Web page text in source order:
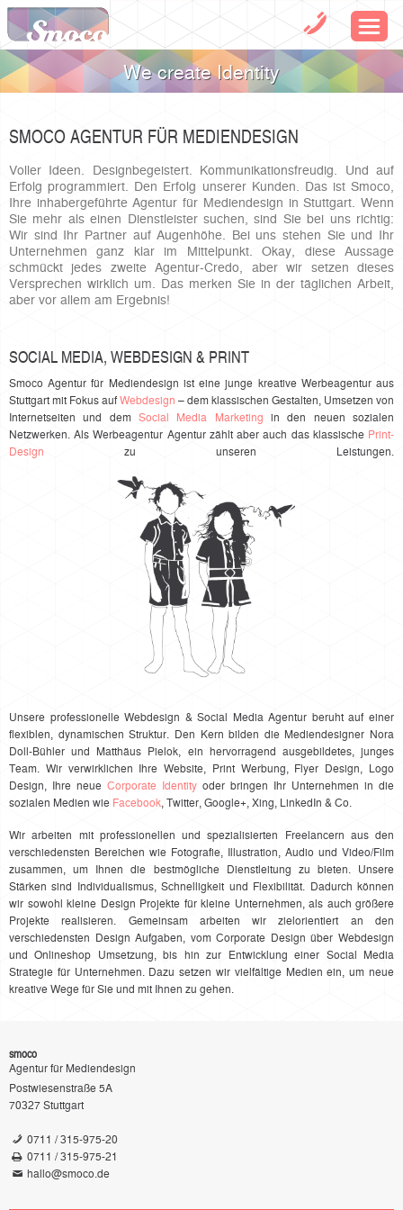
We create Identity
SMOCO AGENTUR FÜR MEDIENDESIGN
Voller Ideen. Designbegeistert. Kommunikationsfreudig. Und auf
Erfolg programmiert. Den Erfolg unserer Kunden. Das ist Smoco,
Ihre inhabergeführte Agentur für Mediendesign in Stuttgart. Wenn
Sie mehr als einen Dienstleister suchen, sind Sie bei uns richtig:
Wir sind Ihr Partner auf Augenhöhe. Bei uns stehen Sie und Ihr
Unternehmen ganz klar im Mittelpunkt. Okay, diese Aussage
schmückt jedes zweite Agentur-Credo, aber wir setzen dieses
Versprechen wirklich um. Das merken Sie in der täglichen Arbeit,
aber vor allem am Ergebnis!
SOCIAL MEDIA, WEBDESIGN & PRINT
Smoco Agentur für Mediendesign ist eine junge kreative Werbeagentur aus
Stuttgart mit Fokus aufWebdesign – dem klassischen Gestalten, Umsetzen von
Internetseiten und dem Social Media Marketing in den neuen sozialen
Netzwerken. Als Werbeagentur Agentur zählt aber auch das klassische Print-
Design zu unseren Leistungen.
Unsere professionelle Webdesign & Social Media Agentur beruht auf einer
flexiblen, dynamischen Struktur. Den Kern bilden die Mediendesigner Nora
Doll-Bühler und Matthäus Pielok, ein hervorragend ausgebildetes, junges
Team. Wir verwirklichen Ihre Website, Print Werbung, Flyer Design, Logo
Design, Ihre neue Corporate Identity oder bringen Ihr Unternehmen in die
sozialen Medien wie Facebook , Twitter, Google+, Xing, LinkedIn & Co.
Wir arbeiten mit professionellen und spezialisierten Freelancern aus den
verschiedensten Bereichen wie Fotografie, Illustration, Audio und Video/Film
zusammen, um Ihnen die bestmögliche Dienstleitung zu bieten. Unsere
Stärken sind Individualismus, Schnelligkeit und Flexibilität. Dadurch können
wir sowohl kleine Design Projekte für kleine Unternehmen, als auch größere
Projekte realisieren. Gemeinsam arbeiten wir zielorientiert an den
verschiedensten Design Aufgaben, vom Corporate Design über Webdesign
und Onlineshop Umsetzung, bis hin zur Entwicklung einer Social Media
Strategie für Unternehmen. Dazu setzen wir vielfältige Medien ein, um neue
kreative Wege für Sie und mit Ihnen zu gehen.
smoco
Agentur für Mediendesign
Postwiesenstraße 5A
70327Stuttgart
0711 / 315-975-20
0711 / 315-975-21
hallo@smoco.de